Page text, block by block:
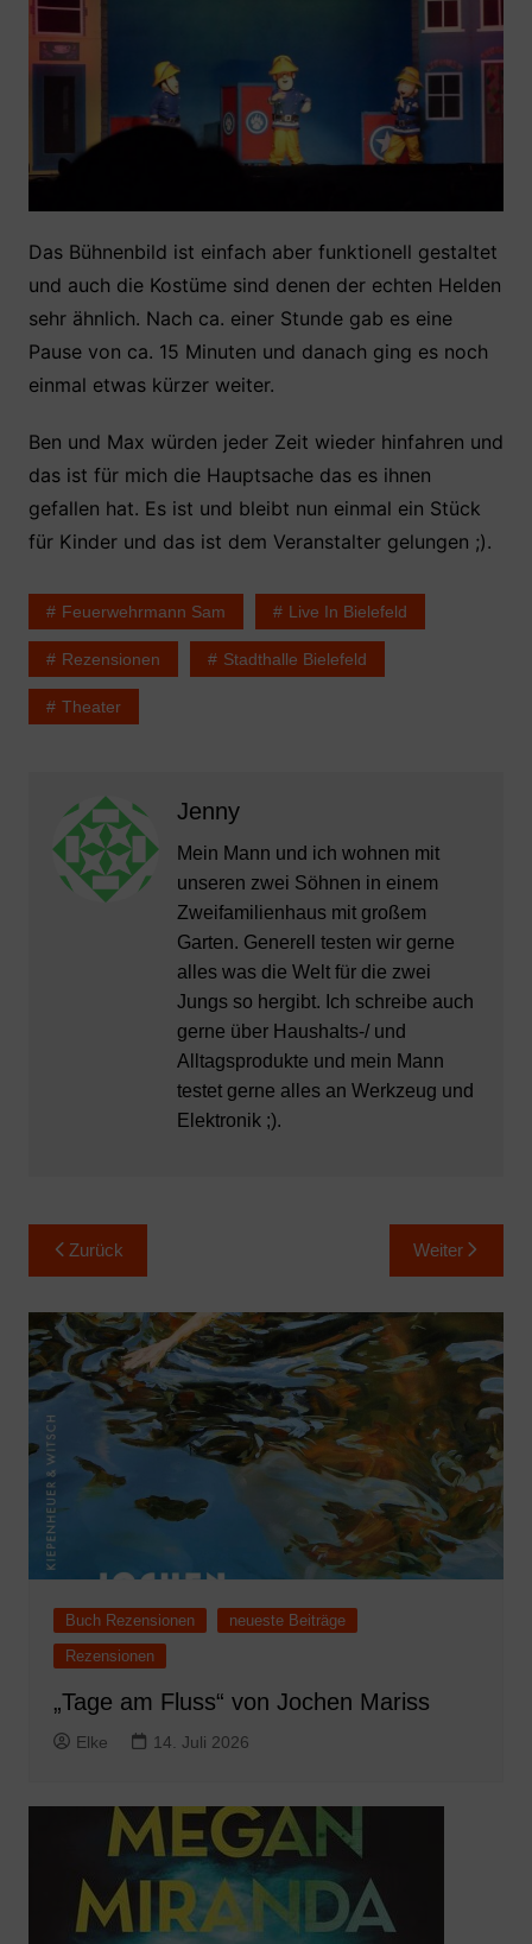
Das Bühnenbild ist einfach aber funktionell gestaltet
und auch die Kostüme sind denen der echten Helden
sehr ähnlich. Nach ca. einer Stunde gab es eine
Pause von ca. 15 Minuten und danach ging es noch
einmal etwas kürzer weiter.
Ben und Max würden jeder Zeit wieder hinfahren und
das ist für mich die Hauptsache das es ihnen
gefallen hat. Es ist und bleibt nun einmal ein Stück
für Kinder und das ist dem Veranstalter gelungen ;).
Feuerwehrmann Sam Live In Bielefeld
Rezensionen Stadthalle Bielefeld
Theater
Jenny
Mein Mann und ich wohnen mit
unseren zwei Söhnen in einem
Zweifamilienhaus mit großem
Garten. Generell testen wir gerne
alles was die Welt für die zwei
Jungs so hergibt. Ich schreibe auch
gerne über Haushalts-/ und
Alltagsprodukte und mein Mann
testet gerne alles an Werkzeug und
Elektronik ;).
Beitragsnavigation
Zurück Weiter
Buch Rezensionen
neueste Beiträge
Rezensionen
„Tage am Fluss“ von Jochen Mariss
Elke 14. Juli 2026